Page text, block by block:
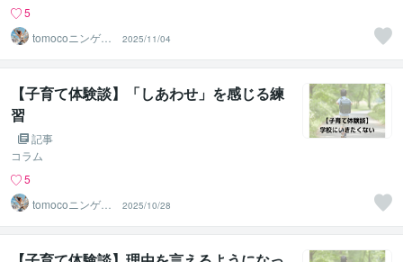
5
tomocoニンゲン
分析＠JLT
2025/11/04
【子育て体験談】「しあわせ」を感じる練
習
記事
コラム
5
tomocoニンゲン
分析＠JLT
2025/10/28